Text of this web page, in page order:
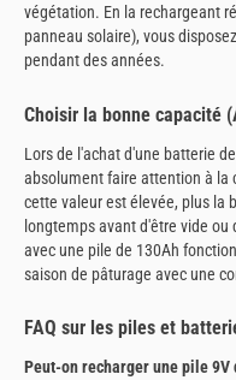
végétation. En la rechargeant
panneau solaire), vous
pendant des années.
Choisir la bonne capacité
Lors de l'achat d'une batterie
absolument faire attention à la
cette valeur est élevée, plus la
longtemps avant d'être vide
avec une pile de 130Ah
saison de pâturage avec une
FAQ sur les piles et
Peut-on recharger une pile